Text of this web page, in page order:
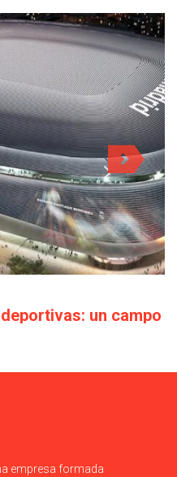
un campo
empresa formada